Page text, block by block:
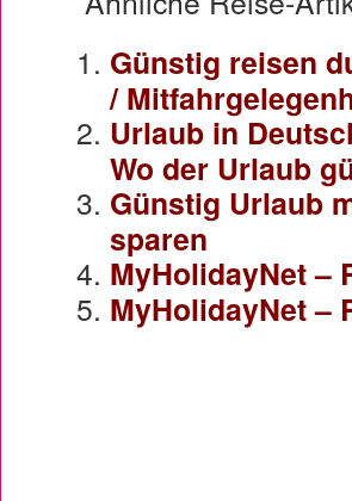
Günstig reisen
/
Urlaub in
Wo der Urlaub
Günstig Urlaub
sparen
MyHolidayNet –
MyHolidayNet –